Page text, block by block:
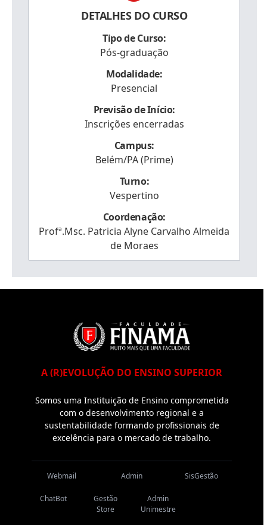
DETALHES DO CURSO
Tipo de Curso:
Pós-graduação
Modalidade:
Presencial
Previsão de Início:
Inscrições encerradas
Campus:
Belém/PA (Prime)
Turno:
Vespertino
Coordenação:
Profª.Msc. Patricia Alyne Carvalho Almeida
de Moraes
A (R)EVOLUÇÃO DO ENSINO SUPERIOR
Somos uma Instituição de Ensino comprometida
com o desenvolvimento regional e a
sustentabilidade formando profissionais de
excelência para o mercado de trabalho.
Webmail Admin SisGestão
ChatBot
Gestão
Store
Admin
Unimestre